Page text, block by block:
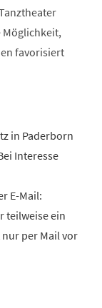
Möglichkeit,
favorisiert
in Paderborn
Interesse
E-Mail:
teilweise ein
per Mail vor